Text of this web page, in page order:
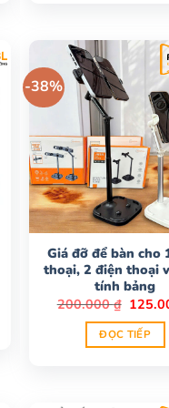
-38%
Giá đỡ để bàn cho
thoại, 2 điện thoại
tính bảng
200.000₫ Giá
là:
ĐỌC TIẾP